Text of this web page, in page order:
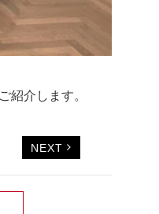
紹介します。
NEXT